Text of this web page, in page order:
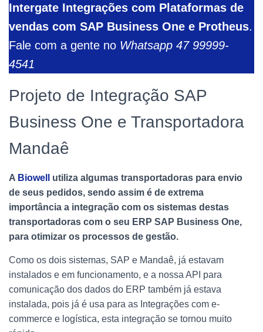
Intergate Integrações com Plataformas de
vendas com SAP Business One e Protheus.
Fale com a gente no Whatsapp 47 99999-
4541
Projeto de Integração SAP
Business One e Transportadora
Mandaê
A Biowell utiliza algumas transportadoras para envio
de seus pedidos, sendo assim é de extrema
importância a integração com os sistemas destas
transportadoras com o seu ERP SAP Business One,
para otimizar os processos de gestão.
Como os dois sistemas, SAP e Mandaê, já estavam
instalados e em funcionamento, e a nossa API para
comunicação dos dados do ERP também já estava
instalada, pois já é usa para as Integrações com e-
commerce e logística, esta integração se tornou muito